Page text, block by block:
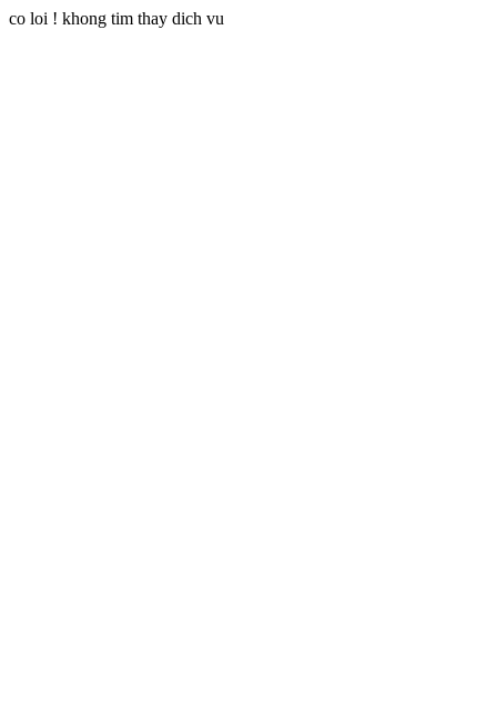
co loi ! khong tim thay dich vu